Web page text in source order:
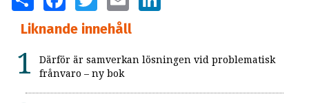
Liknande innehåll
Därför är samverkan lösningen vid problematisk
frånvaro – ny bok